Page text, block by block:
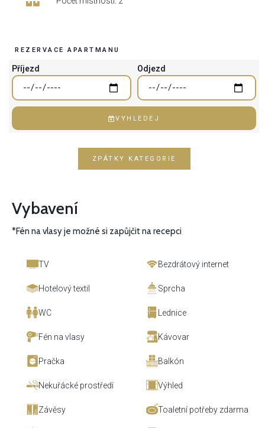
REZERVACE APARTMANU
Příjezd Odjezd
VYHLEDEJ
ZPÁTKY KATEGORIE
Vybavení
*Fén na vlasy je možné si zapůjčit na recepci
TV Bezdrátový internet
Hotelový textil Sprcha
WC Lednice
Fén na vlasy Kávovar
Pračka Balkón
Nekuřácké prostředí Výhled
Závěsy Toaletní potřeby zdarma